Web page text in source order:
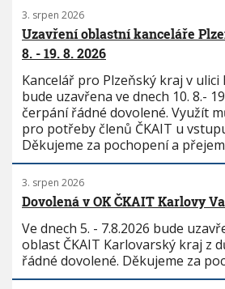
3. srpen 2026
Uzavření oblastní kanceláře
8. - 19. 8. 2026
Kancelář pro Plzeňský kraj v
bude uzavřena ve dnech 10. 8.-
čerpání řádné dovolené. Využít
pro potřeby členů ČKAIT u
Děkujeme za pochopení a
3. srpen 2026
Dovolená v OK ČKAIT Karlovy
Ve dnech 5. - 7.8.2026 bude
oblast ČKAIT Karlovarský kraj z
řádné dovolené. Děkujeme za